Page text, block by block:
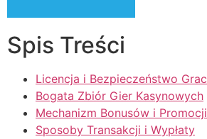
panel
panel
panel
panel
panel
Spis Treści
Licencja i Bezpieczeństwo
Bogata Zbiór Gier Kasynowych
Mechanizm Bonusów i Promocji
Sposoby Transakcji i Wypłaty